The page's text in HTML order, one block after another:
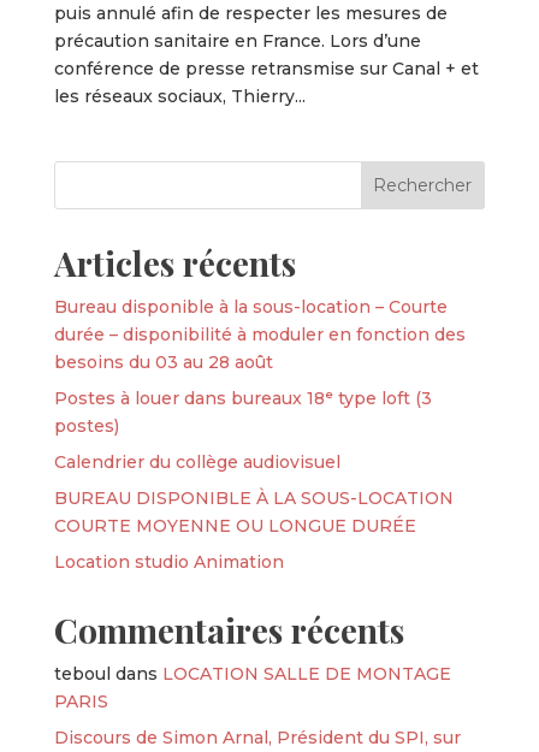
puis annulé afin de respecter les mesures de
précaution sanitaire en France. Lors d’une
conférence de presse retransmise sur Canal + et
les réseaux sociaux, Thierry...
Articles récents
Bureau disponible à la sous-location – Courte
durée – disponibilité à moduler en fonction des
besoins du 03 au 28 août
Postes à louer dans bureaux 18ᵉ type loft (3
postes)
Calendrier du collège audiovisuel
BUREAU DISPONIBLE À LA SOUS-LOCATION
COURTE MOYENNE OU LONGUE DURÉE
Location studio Animation
Commentaires récents
teboul dans LOCATION SALLE DE MONTAGE
PARIS
Discours de Simon Arnal, Président du SPI, sur